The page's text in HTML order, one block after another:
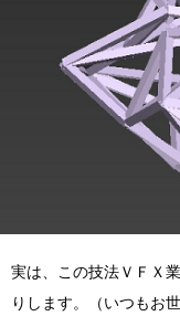
実は、この技法ＶＦＸ
りします。（いつもお